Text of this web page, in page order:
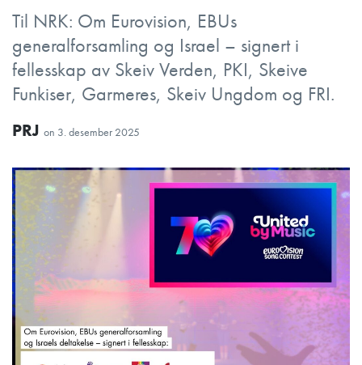
Til NRK: Om Eurovision, EBUs
generalforsamling og Israel – signert i
fellesskap av Skeiv Verden, PKI, Skeive
Funkiser, Garmeres, Skeiv Ungdom og FRI.
PRJ on 3. desember 2025